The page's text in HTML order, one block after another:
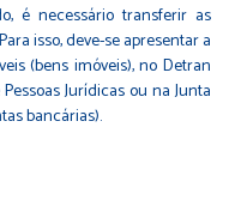
é necessário transferir as
isso, deve-se apresentar a
(bens imóveis), no Detran
Jurídicas ou na Junta
bancárias).